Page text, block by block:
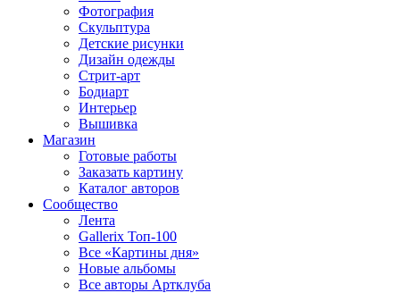
Фотография
Скульптура
Детские рисунки
Дизайн одежды
Стрит-арт
Бодиарт
Интерьер
Вышивка
Магазин
Готовые работы
Заказать картину
Каталог авторов
Сообщество
Лента
Gallerix Топ-100
Все «Картины дня»
Новые альбомы
Все авторы Артклуба